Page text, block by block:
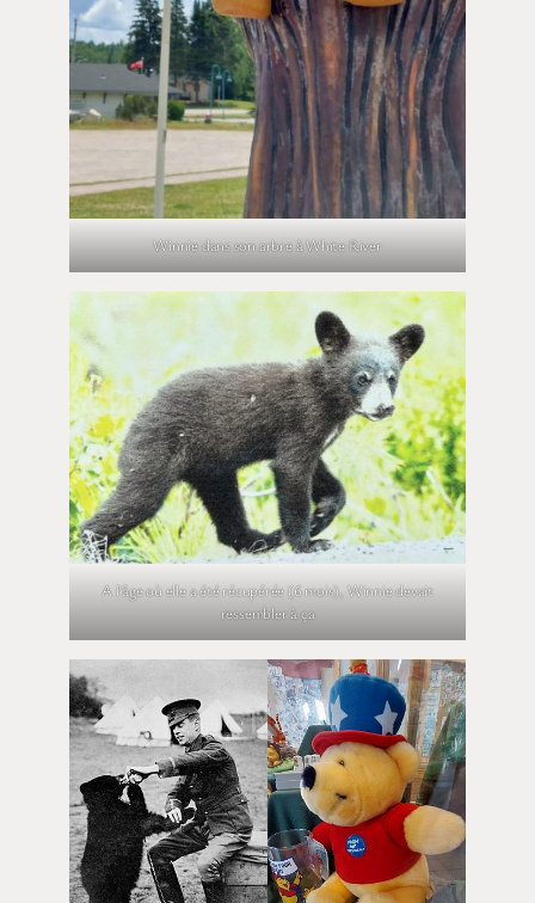
Winnie dans son arbre à White River
A l’âge où elle a été récupérée (6 mois), Winnie devait
ressembler à ça